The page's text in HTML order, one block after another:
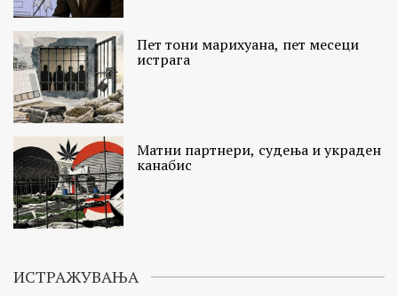
Пет тони марихуана, пет месеци
истрага
Матни партнери, судења и украден
канабис
ИСТРАЖУВАЊА